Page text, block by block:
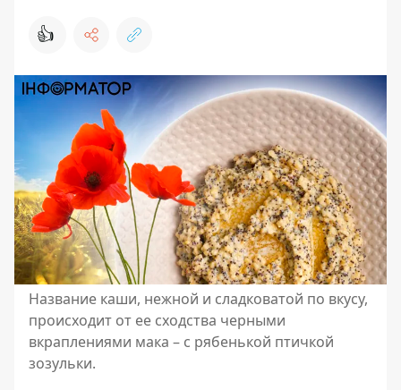
👍
Название каши, нежной и сладковатой по вкусу,
происходит от ее сходства черными
вкраплениями мака – с рябенькой птичкой
зозульки.